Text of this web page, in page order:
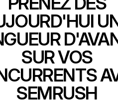
SUR VOS
SEMRUSH